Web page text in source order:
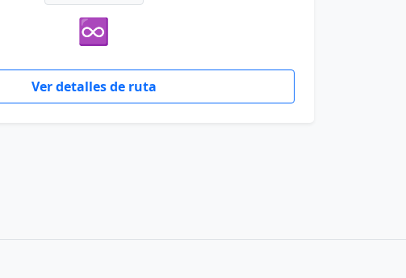
♾
Ver detalles de ruta